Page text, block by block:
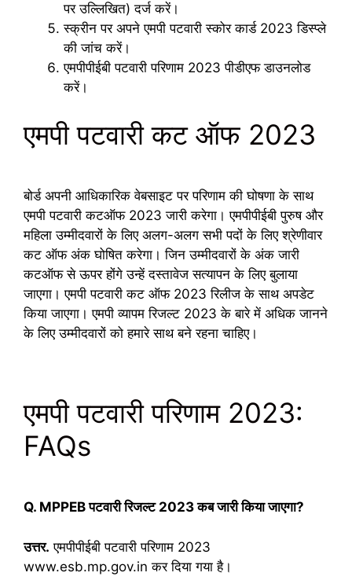
पर उल्लिखित) दर्ज करें।
स्क्रीन पर अपने एमपी पटवारी स्कोर कार्ड 2023 डिस्प्ले
की जांच करें।
एमपीपीईबी पटवारी परिणाम 2023 पीडीएफ डाउनलोड
करें।
एमपी पटवारी कट ऑफ 2023
बोर्ड अपनी आधिकारिक वेबसाइट पर परिणाम की घोषणा के साथ
एमपी पटवारी कटऑफ 2023 जारी करेगा। एमपीपीईबी पुरुष और
महिला उम्मीदवारों के लिए अलग-अलग सभी पदों के लिए श्रेणीवार
कट ऑफ अंक घोषित करेगा। जिन उम्मीदवारों के अंक जारी
कटऑफ से ऊपर होंगे उन्हें दस्तावेज सत्यापन के लिए बुलाया
जाएगा। एमपी पटवारी कट ऑफ 2023 रिलीज के साथ अपडेट
किया जाएगा। एमपी व्यापम रिजल्ट 2023 के बारे में अधिक जानने
के लिए उम्मीदवारों को हमारे साथ बने रहना चाहिए।
एमपी पटवारी परिणाम 2023:
FAQs
Q. MPPEB पटवारी रिजल्ट 2023 कब जारी किया जाएगा?
उत्तर. एमपीपीईबी पटवारी परिणाम 2023
www.esb.mp.gov.in कर दि‍या गया है।